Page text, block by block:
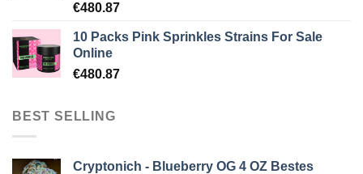
€480.87
10 Packs Pink Sprinkles Strains For Sale
Online
€480.87
BEST SELLING
Cryptonich - Blueberry OG 4 OZ Bestes